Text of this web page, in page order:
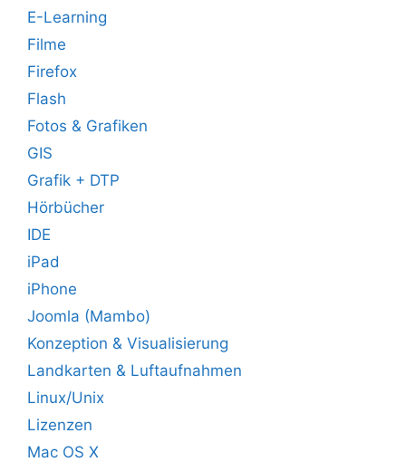
E-Learning
Filme
Firefox
Flash
Fotos & Grafiken
GIS
Grafik + DTP
Hörbücher
IDE
iPad
iPhone
Joomla (Mambo)
Konzeption & Visualisierung
Landkarten & Luftaufnahmen
Linux/Unix
Lizenzen
Mac OS X